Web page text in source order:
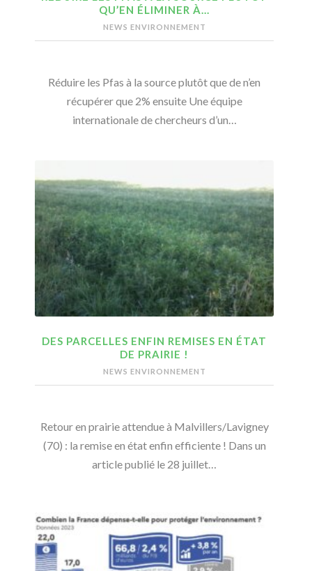
QU’EN ÉLIMINER À…
NEWS ENVIRONNEMENT
Réduire les Pfas à la source plutôt que de n’en
récupérer que 2% ensuite Une équipe
internationale de chercheurs d’un…
DES PARCELLES ENFIN REMISES EN ÉTAT
DE PRAIRIE !
NEWS ENVIRONNEMENT
Retour en prairie attendue à Malvillers/Lavigney
(70) : la remise en état enfin efficiente ! Dans un
article publié le 28 juillet…